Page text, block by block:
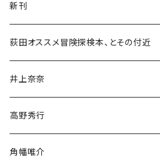
新刊
和書
文学・小説・物語
随筆・ノンフィクション・その他
荻田オススメ冒険探検本、とその付近
井上奈奈
高野秀行
角幡唯介